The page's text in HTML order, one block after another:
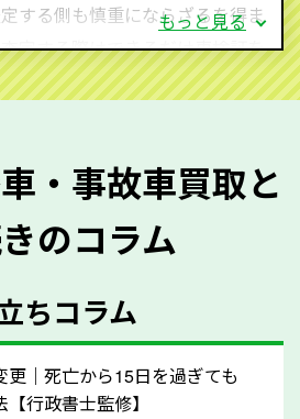
する側も慎重にならざるを得ま
定する際はできるだけ車検証を
証があることで車両状態や年式
容は以下の通りとなります。
万キロ）
もっと見る
・事故車買取と
のコラム
ちコラム
更｜死亡から15日を過ぎても
行政書士監修】